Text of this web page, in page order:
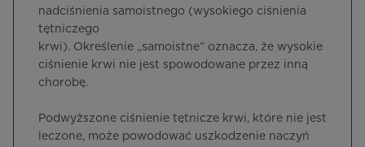
nadciśnienia samoistnego (wysokiego ciśnienia
tętniczego
krwi). Określenie „samoistne” oznacza, że wysokie
ciśnienie krwi nie jest spowodowane przez inną
chorobę.
Podwyższone ciśnienie tętnicze krwi, które nie jest
leczone, może powodować uszkodzenie naczyń